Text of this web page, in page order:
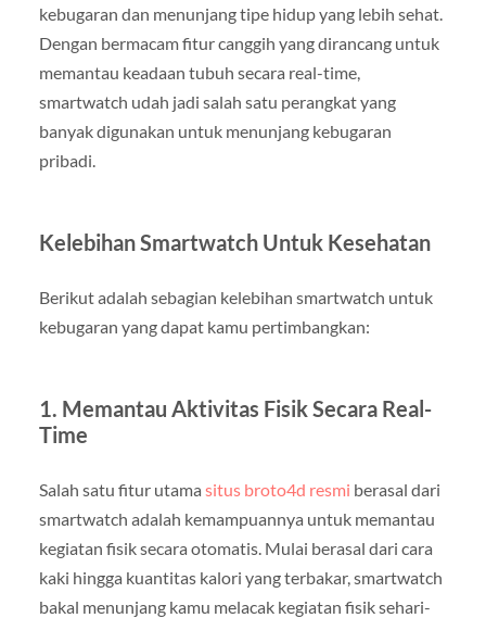
kebugaran dan menunjang tipe hidup yang lebih sehat.
Dengan bermacam fitur canggih yang dirancang untuk
memantau keadaan tubuh secara real-time,
smartwatch udah jadi salah satu perangkat yang
banyak digunakan untuk menunjang kebugaran
pribadi.
Kelebihan Smartwatch Untuk Kesehatan
Berikut adalah sebagian kelebihan smartwatch untuk
kebugaran yang dapat kamu pertimbangkan:
1. Memantau Aktivitas Fisik Secara Real-
Time
Salah satu fitur utama situs broto4d resmi berasal dari
smartwatch adalah kemampuannya untuk memantau
kegiatan fisik secara otomatis. Mulai berasal dari cara
kaki hingga kuantitas kalori yang terbakar, smartwatch
bakal menunjang kamu melacak kegiatan fisik sehari-